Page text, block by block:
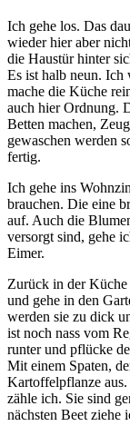
Ich gehe los. Das
wieder hier aber
die Haustür hinter
Es ist halb neun. Ich
mache die Küche
auch hier Ordnung.
Betten machen,
gewaschen werden
fertig.
Ich gehe ins
brauchen. Die eine
auf. Auch die
versorgt sind, gehe
Eimer.
Zurück in der Küche
und gehe in den
werden sie zu dick
ist noch nass vom
runter und pflücke
Mit einem Spaten,
Kartoffelpflanze
zähle ich. Sie sind
nächsten Beet ziehe